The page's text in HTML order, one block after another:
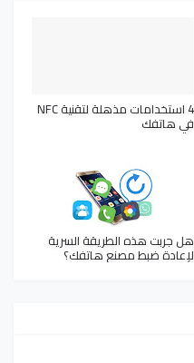
4 استخدامات مذهلة لتقنية NFC
في هاتفك
هل جربت هذه الطريقة السرية
لإعادة ضبط مصنع هاتفك؟